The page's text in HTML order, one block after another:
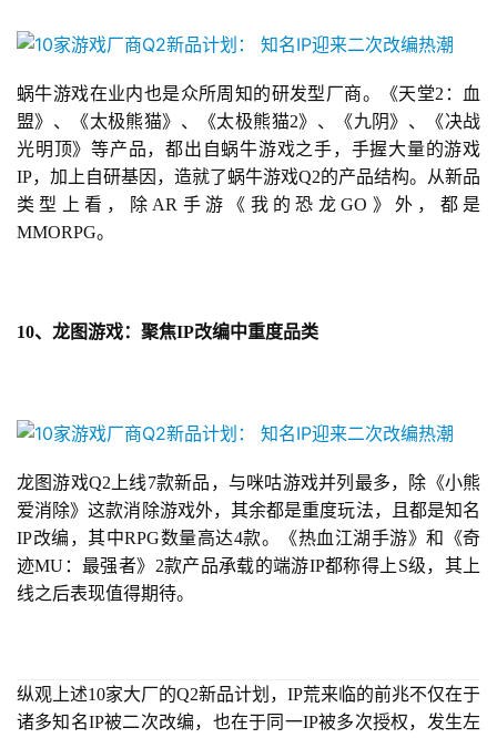
蜗牛游戏在业内也是众所周知的研发型厂商。《天堂2：血
盟》、《太极熊猫》、《太极熊猫2》、《九阴》、《决战
光明顶》等产品，都出自蜗牛游戏之手，手握大量的游戏
IP，加上自研基因，造就了蜗牛游戏Q2的产品结构。从新品
类型上看，除AR手游《我的恐龙GO》外，都是
MMORPG。
10、龙图游戏：聚焦IP改编中重度品类
龙图游戏Q2上线7款新品，与咪咕游戏并列最多，除《小熊
爱消除》这款消除游戏外，其余都是重度玩法，且都是知名
IP改编，其中RPG数量高达4款。《热血江湖手游》和《奇
迹MU：最强者》2款产品承载的端游IP都称得上S级，其上
线之后表现值得期待。
纵观上述10家大厂的Q2新品计划，IP荒来临的前兆不仅在于
诸多知名IP被二次改编，也在于同一IP被多次授权，发生左